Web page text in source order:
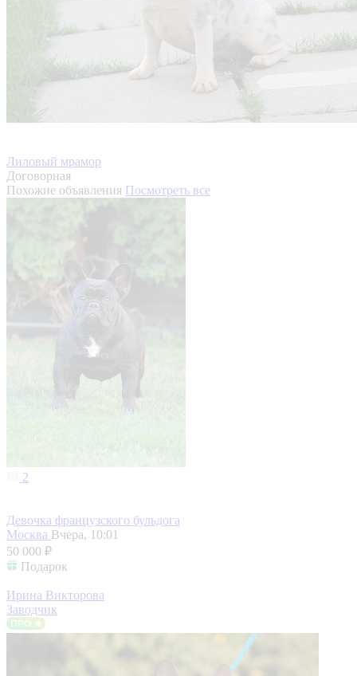
Лиловый мрамор
Договорная
Похожие объявления Посмотреть все
2
Девочка французского бульдога
Москва Вчера, 10:01
50 000 ₽
Подарок
Ирина Викторова
Заводчик